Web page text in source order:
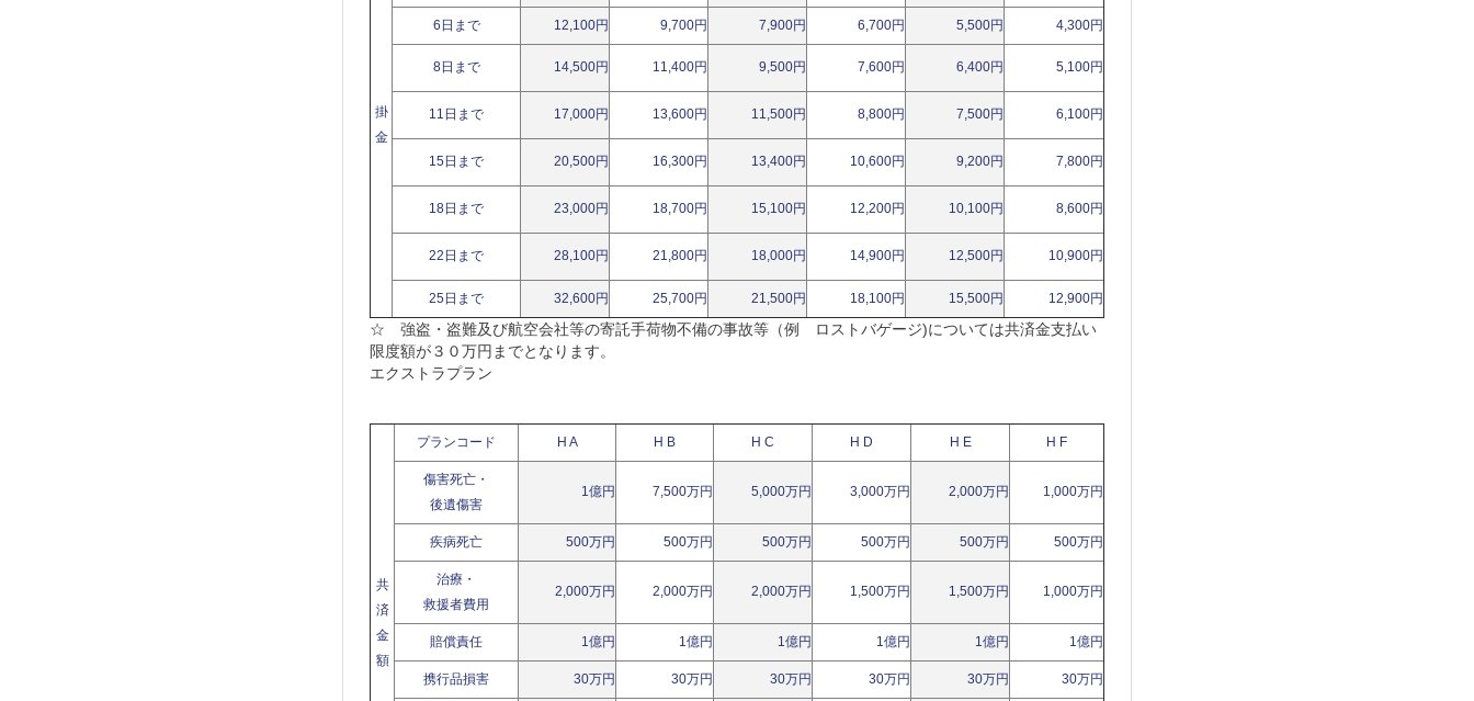
掛
金
6日まで 12,100円 9,700円 7,900円 6,700円 5,500円 4,300円
8日まで 14,500円 11,400円 9,500円 7,600円 6,400円 5,100円
11日まで 17,000円 13,600円 11,500円 8,800円 7,500円 6,100円
15日まで 20,500円 16,300円 13,400円 10,600円 9,200円 7,800円
18日まで 23,000円 18,700円 15,100円 12,200円 10,100円 8,600円
22日まで 28,100円 21,800円 18,000円 14,900円 12,500円 10,900円
25日まで 32,600円 25,700円 21,500円 18,100円 15,500円 12,900円
☆ 強盗・盗難及び航空会社等の寄託手荷物不備の事故等（例 ロストバゲージ)については共済金支払い
限度額が３０万円までとなります。
エクストラプラン
共
済
金
額
プランコード H A H B H C H D H E H F
傷害死亡・
後遺傷害
1億円 7,500万円 5,000万円 3,000万円 2,000万円 1,000万円
疾病死亡 500万円 500万円 500万円 500万円 500万円 500万円
治療・
救援者費用
2,000万円 2,000万円 2,000万円 1,500万円 1,500万円 1,000万円
賠償責任 1億円 1億円 1億円 1億円 1億円 1億円
携行品損害 30万円 30万円 30万円 30万円 30万円 30万円